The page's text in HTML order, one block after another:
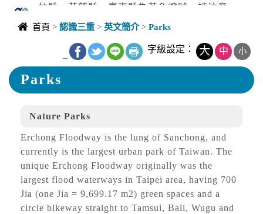
林縣、花蓮縣、臺東縣為黃色燈號，請注意。
配合馬崗街管線汰換辦理停水
2026-08-05, 13:45│台灣自來水公司
水。
高溫
2026-08-09, 16:53│中央氣象署
西南風沉降影響，天氣高溫炎熱，東部及東南部
首頁 > 認識三重 > 英文簡介> Parks
字級設定： 大 中 小
Parks
Nature Parks
Erchong Floodway is the lung of Sanchong, and
currently is the largest urban park of Taiwan. The
unique Erchong Floodway originally was the
largest flood waterways in Taipei area, having 700
Jia (one Jia = 9,699.17 m2) green spaces and a
circle bikeway straight to Tamsui, Bali, Wugu and